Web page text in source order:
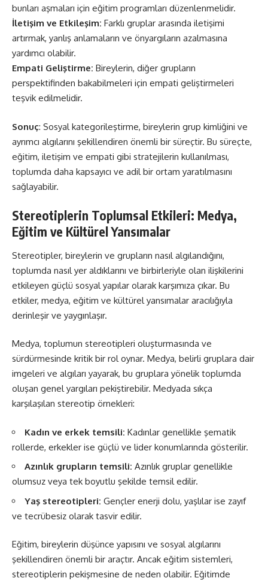
bunları aşmaları için eğitim programları düzenlenmelidir.
İletişim ve Etkileşim: Farklı gruplar arasında iletişimi
artırmak, yanlış anlamaların ve önyargıların azalmasına
yardımcı olabilir.
Empati Geliştirme: Bireylerin, diğer grupların
perspektifinden bakabilmeleri için empati geliştirmeleri
teşvik edilmelidir.
Sonuç: Sosyal kategorileştirme, bireylerin grup kimliğini ve
ayrımcı algılarını şekillendiren önemli bir süreçtir. Bu süreçte,
eğitim, iletişim ve empati gibi stratejilerin kullanılması,
toplumda daha kapsayıcı ve adil bir ortam yaratılmasını
sağlayabilir.
Stereotiplerin Toplumsal Etkileri: Medya,
Eğitim ve Kültürel Yansımalar
Stereotipler, bireylerin ve grupların nasıl algılandığını,
toplumda nasıl yer aldıklarını ve birbirleriyle olan ilişkilerini
etkileyen güçlü sosyal yapılar olarak karşımıza çıkar. Bu
etkiler, medya, eğitim ve kültürel yansımalar aracılığıyla
derinleşir ve yaygınlaşır.
Medya, toplumun stereotipleri oluşturmasında ve
sürdürmesinde kritik bir rol oynar. Medya, belirli gruplara dair
imgeleri ve algıları yayarak, bu gruplara yönelik toplumda
oluşan genel yargıları pekiştirebilir. Medyada sıkça
karşılaşılan stereotip örnekleri:
Kadın ve erkek temsili: Kadınlar genellikle şematik
rollerde, erkekler ise güçlü ve lider konumlarında gösterilir.
Azınlık grupların temsili: Azınlık gruplar genellikle
olumsuz veya tek boyutlu şekilde temsil edilir.
Yaş stereotipleri: Gençler enerji dolu, yaşlılar ise zayıf
ve tecrübesiz olarak tasvir edilir.
Eğitim, bireylerin düşünce yapısını ve sosyal algılarını
şekillendiren önemli bir araçtır. Ancak eğitim sistemleri,
stereotiplerin pekişmesine de neden olabilir. Eğitimde